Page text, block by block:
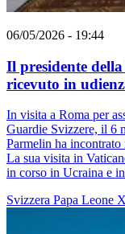
06/05/2026 - 19:44
Il presidente
ricevuto in
In visita a Roma per
Guardie Svizzere, il 6
Parmelin ha
La sua visita in
in corso in Ucraina e
Svizzera Papa Leone